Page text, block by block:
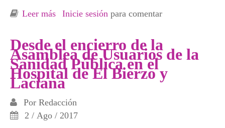
Leer más sobre Situación de la Lavandería del Hospital
Inicie sesión para comentar
Desde el encierro de la
Asamblea de Usuarios de la
Sanidad Pública en el
Hospital de El Bierzo y
Laciana
Por Redacción
2 / Ago / 2017